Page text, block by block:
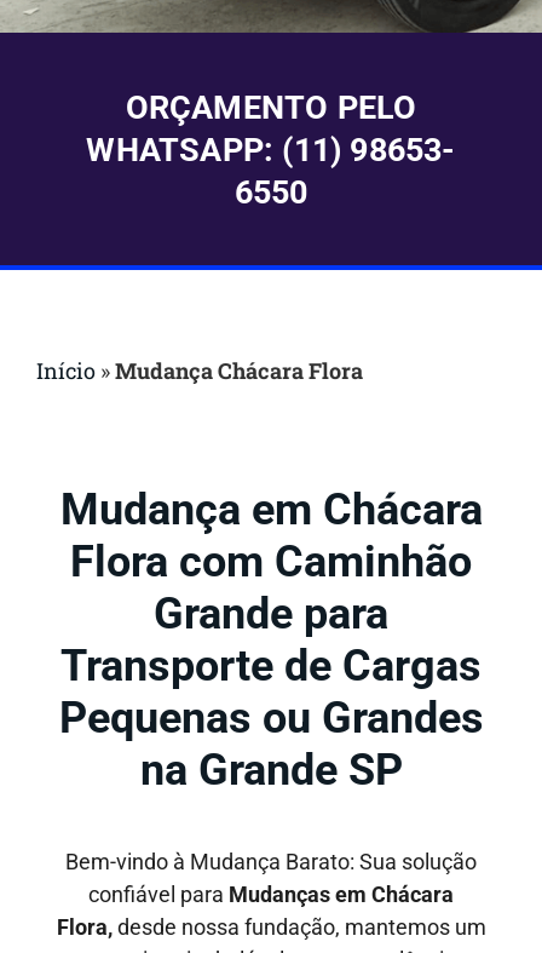
ORÇAMENTO PELO
WHATSAPP: (11) 98653-
6550
Início »Mudança Chácara Flora
Mudança em Chácara
Flora com Caminhão
Grande para
Transporte de Cargas
Pequenas ou Grandes
na Grande SP
Bem-vindo à Mudança Barato: Sua solução
confiável para Mudanças em Chácara
Flora,desde nossa fundação, mantemos um